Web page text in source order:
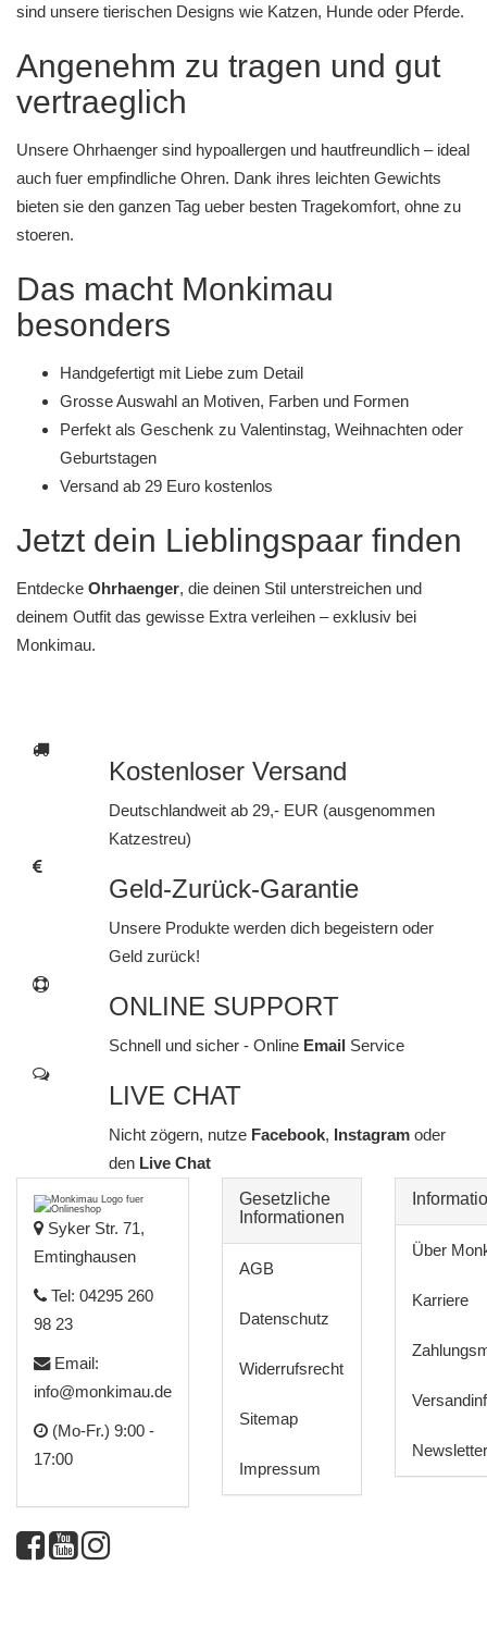
sind unsere tierischen Designs wie Katzen, Hunde oder Pferde.
Angenehm zu tragen und gut
vertraeglich
Unsere Ohrhaenger sind hypoallergen und hautfreundlich – ideal
auch fuer empfindliche Ohren. Dank ihres leichten Gewichts
bieten sie den ganzen Tag ueber besten Tragekomfort, ohne zu
stoeren.
Das macht Monkimau
besonders
Handgefertigt mit Liebe zum Detail
Grosse Auswahl an Motiven, Farben und Formen
Perfekt als Geschenk zu Valentinstag, Weihnachten oder
Geburtstagen
Versand ab 29 Euro kostenlos
Jetzt dein Lieblingspaar finden
Entdecke Ohrhaenger, die deinen Stil unterstreichen und
deinem Outfit das gewisse Extra verleihen – exklusiv bei
Monkimau.
Kostenloser Versand
Deutschlandweit ab 29,- EUR (ausgenommen
Katzestreu)
Geld-Zurück-Garantie
Unsere Produkte werden dich begeistern oder
Geld zurück!
ONLINE SUPPORT
Schnell und sicher - Online Email Service
LIVE CHAT
Nicht zögern, nutze Facebook, Instagram oder
denLive Chat
Syker Str. 71,
Emtinghausen
Tel: 04295 260
98 23
Email:
info@monkimau.de
(Mo-Fr.) 9:00 -
17:00
Gesetzliche
Informationen
AGB
Datenschutz
Widerrufsrecht
Sitemap
Impressum
Über
Karriere
Newsletter